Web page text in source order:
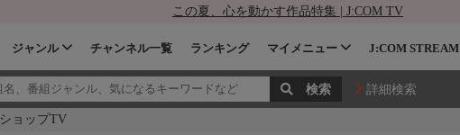
この夏、心を動かす作品特集 | J:COM TV
ジャンル チャンネル一覧 ランキング マイメニュー J:COM STREAM
詳細検索
ョップTV